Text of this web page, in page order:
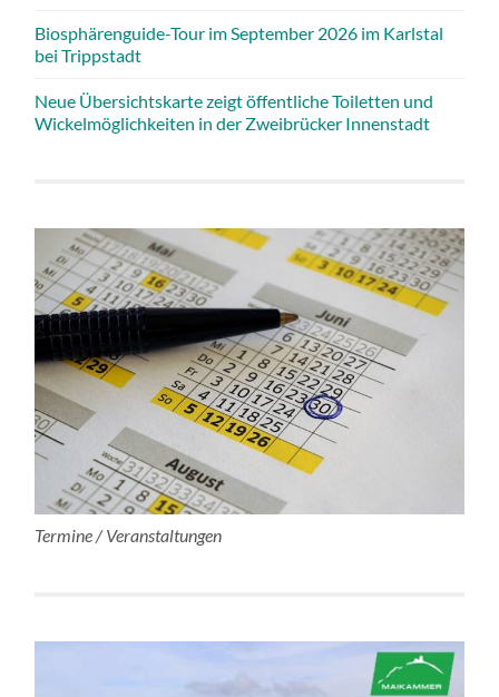
Biosphärenguide-Tour im September 2026 im Karlstal
bei Trippstadt
Neue Übersichtskarte zeigt öffentliche Toiletten und
Wickelmöglichkeiten in der Zweibrücker Innenstadt
Termine / Veranstaltungen